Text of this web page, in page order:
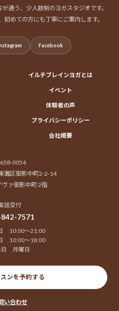
通う、少人数制のヨガスタジオです。
めての方にも丁寧にご案内します。
Facebook
イルチブレインヨガとは
イベント
体験者の声
プライバシーポリシー
会社概要
0054
灘区御影中町2-2-14
ヴァ御影中町 2階
話受付
7571
10:00～21:00
10:00～18:00
日 月曜日
ンを予約する
い合わせ